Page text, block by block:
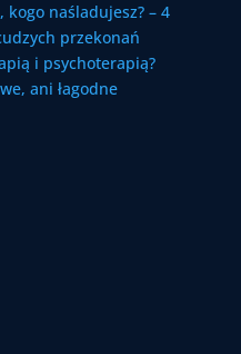
naśladujesz? – 4
przekonań
i psychoterapią?
ani łagodne